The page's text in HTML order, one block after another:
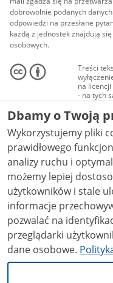
dobrowolnie podanych
odpowiedzi na przesłane
każdą z jednostek znajdują
osobowych.
Treści
na
- na tych
Materiały
audio i
Creative
NC-ND
Dbamy o Twoją
Wykorzystujemy pliki
prawidłowego
analizy ruchu i optymalizacji
możemy lepiej
użytkowników i stale
informacje
pozwalać na
przeglądarki
dane osobowe.